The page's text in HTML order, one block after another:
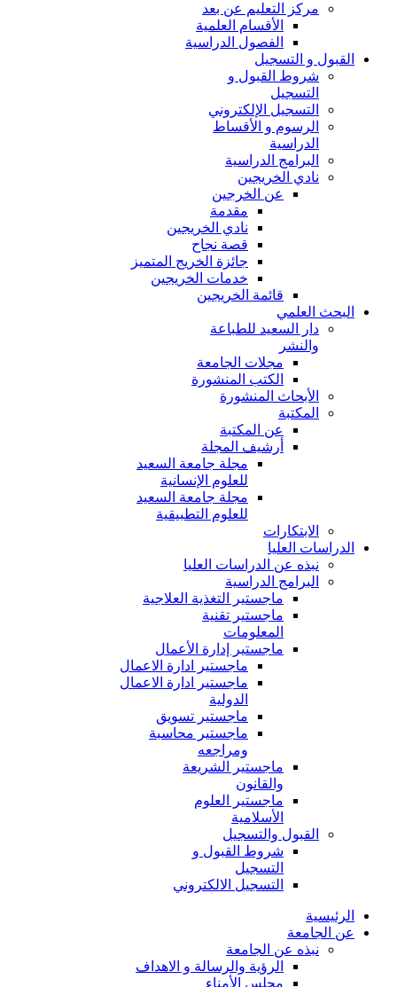
مركز التعليم عن بعد
الأقسام العلمية
الفصول الدراسية
القبول و التسجيل
شروط القبول و
التسجيل
التسجيل الإلكتروني
الرسوم و الأقساط
الدراسية
البرامج الدراسية
نادي الخريجين
عن الخرجين
مقدمة
نادي الخريجين
قصة نجاح
جائزة الخريج المتميز
خدمات الخريجين
قائمة الخريجين
البحث العلمي
دار السعيد للطباعة
والنشر
مجلات الجامعة
الكتب المنشورة
الأبحاث المنشورة
المكتبة
عن المكتبة
أرشيف المجلة
مجلة جامعة السعيد
للعلوم الإنسانية
مجلة جامعة السعيد
للعلوم التطبيقية
الابتكارات
الدراسات العليا
نبذه عن الدراسات العليا
البرامج الدراسية
ماجستير التغذية العلاجية
ماجستير تقنية
المعلومات
ماجستير إدارة الأعمال
ماجستير ادارة الاعمال
ماجستير ادارة الاعمال
الدولية
ماجستير تسويق
ماجستير محاسبة
ومراجعه
ماجستير الشريعة
والقانون
ماجستير العلوم
الأسلامية
القبول والتسجيل
شروط القبول و
التسجيل
التسجيل الالكتروني
الرئيسية
عن الجامعة
نبذه عن الجامعة
الرؤية والرسالة و الاهداف
مجلس الأمناء